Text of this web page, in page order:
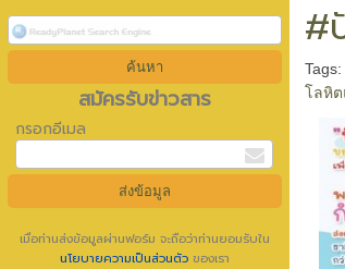
สมัครรับข่าวสาร
กรอกอีเมล
เมื่อท่านส่งข้อมูลผ่านฟอร์ม จะถือว่าท่านยอมรับใน
นโยบายความเป็นส่วนตัว ของเรา
#
โลหิ